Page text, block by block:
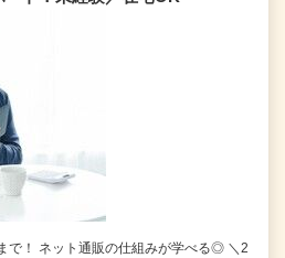
で！ ネット通販の仕組みが学べる◎ ＼2